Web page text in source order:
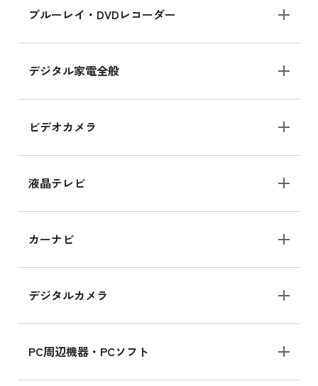
ブルーレイ・DVDレコーダー
デジタル家電全般
ビデオカメラ
液晶テレビ
カーナビ
デジタルカメラ
PC周辺機器・PCソフト
iPhone 16 の新品買取価格
iPad Air 11インチ シリーズ
iPad Air 11インチ の新品買取価格
iPhone 15 128GB シリーズ
iPhone 15 128GB の新品買取価格
MK2K3J/Aの新品買取価格はこちら